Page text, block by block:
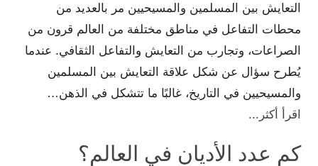
التعايش بين المسلمين والمسيحيين مر بالعديد من
محطات التفاعل في مناطق مختلفة من العالم قرون من
الصراعات، وتجارب من التعايش والتفاعل الثقافي. عندما
يُطرح سؤال عن شكل علاقة التعايش بين المسلمين
والمسيحيين في التاريخ، غالبًا ما تتشكل في الذهن…
اقرأ أكثر...
كم عدد الأديان في العالم؟